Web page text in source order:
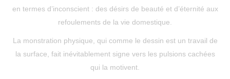
en termes d’inconscient : des désirs de beauté et d’éternité aux
refoulements de la vie domestique.
La monstration physique, qui comme le dessin est un travail de
la surface, fait inévitablement signe vers les pulsions cachées
qui la motivent.